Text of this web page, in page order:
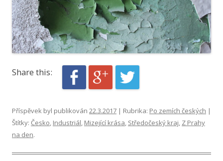
Share this:
Příspěvek byl publikován 22.3.2017 | Rubrika: Po zemích českých |
Štítky: Česko, Industriál, Mizející krása, Středočeský kraj, Z Prahy
na den.